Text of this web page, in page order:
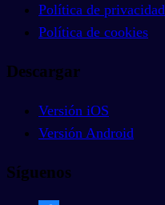
Política de privacidad
Política de cookies
Descargar
Versión iOS
Versión Android
Síguenos